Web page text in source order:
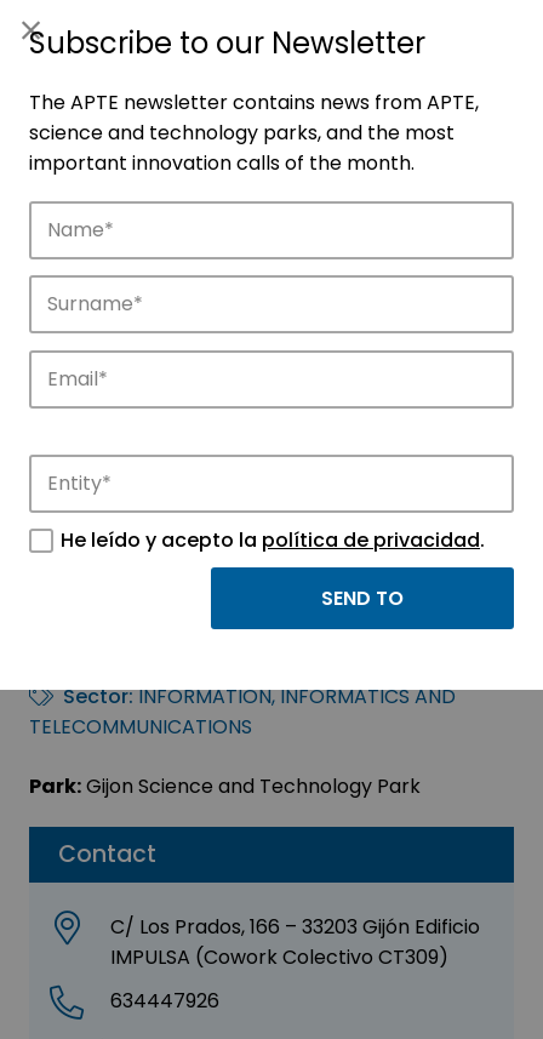
Companies
Discover the companies that drive
Contact
C/ Los Prados, 166 – 33203 Gijón Edificio
IMPULSA (Cowork Colectivo CT309)
634447926
DIEGO JOVINO
MARTÍNEZ MUÑOZ
Sector:INFORMATION, INFORMATICS AND
TELECOMMUNICATIONS
Park:Gijon Science and Technology Park
Subscribe to our Newsletter
The APTE newsletter contains news from APTE,
science and technology parks, and the most
important innovation calls of the month.
He leído y acepto la política de privacidad.